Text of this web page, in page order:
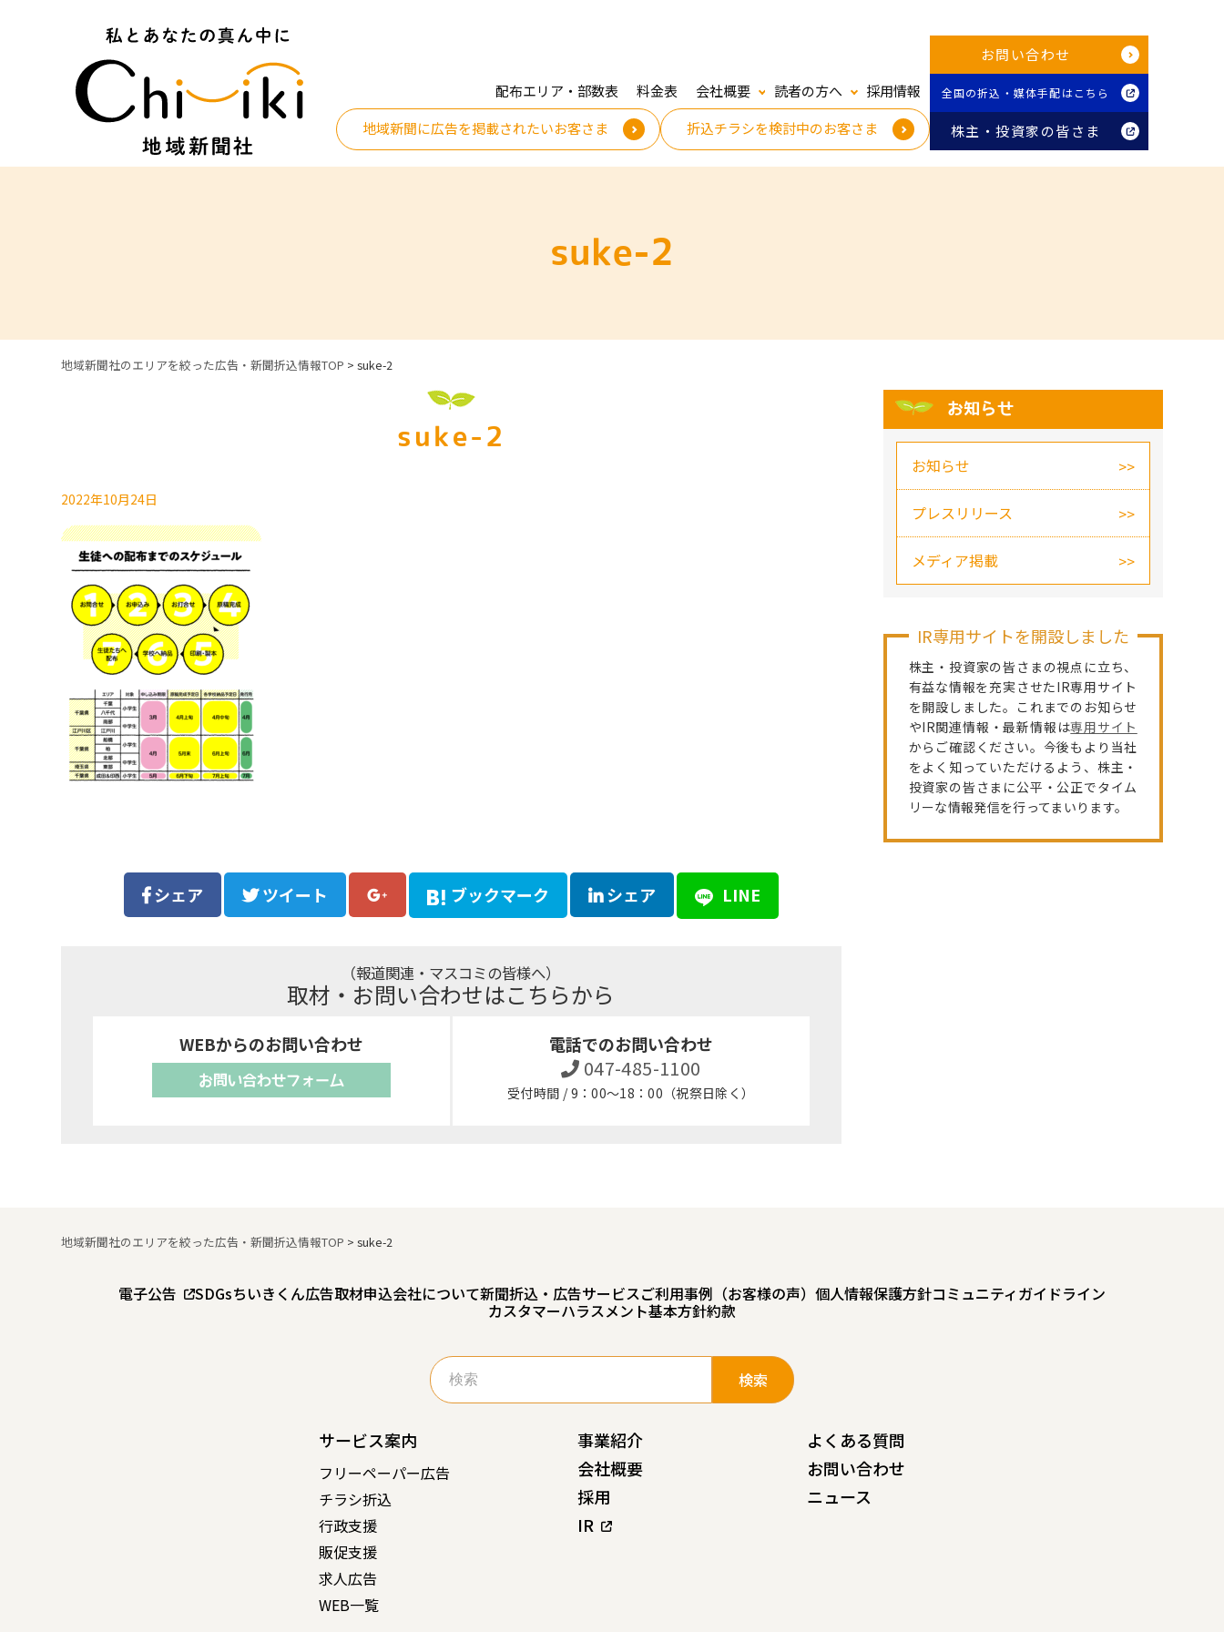
配布エリア・部数表 料金表 会社概要 読者の方へ
採用情報
地域新聞に広告を掲載されたいお客さま
折込チラシを検討中のお客さま
お問い合わせ
全国の折込・媒体手配はこちら
株主・投資家の皆さま
suke-2
地域新聞社のエリアを絞った広告・新聞折込情報TOP >suke-2
suke-2
2022年10月24日
シェア ツイート ブックマーク シェア LINE
（報道関連・マスコミの皆様へ）
取材・お問い合わせはこちらから
WEBからのお問い合わせ
お問い合わせフォーム
電話でのお問い合わせ
047-485-1100
受付時間 / 9：00～18：00（祝祭日除く）
お知らせ
お知らせ
プレスリリース
メディア掲載
IR専用サイトを開設しました
株主・投資家の皆さまの視点に立ち、
有益な情報を充実させたIR専用サイト
を開設しました。これまでのお知らせ
やIR関連情報・最新情報は専用サイト
からご確認ください。今後もより当社
をよく知っていただけるよう、株主・
投資家の皆さまに公平・公正でタイム
リーな情報発信を行ってまいります。
地域新聞社のエリアを絞った広告・新聞折込情報TOP >suke-2
電子公告 SDGsちいきくん広告取材申込会社について新聞折込・広告サービスご利用事例（お客様の声） 個人情報保護方針コミュニティガイドライン
カスタマーハラスメント基本方針約款
検
索:
サービス案内
フリーペーパー広告
チラシ折込
行政支援
販促支援
求人広告
WEB一覧
事業紹介
会社概要
採用
IR
よくある質問
お問い合わせ
ニュース